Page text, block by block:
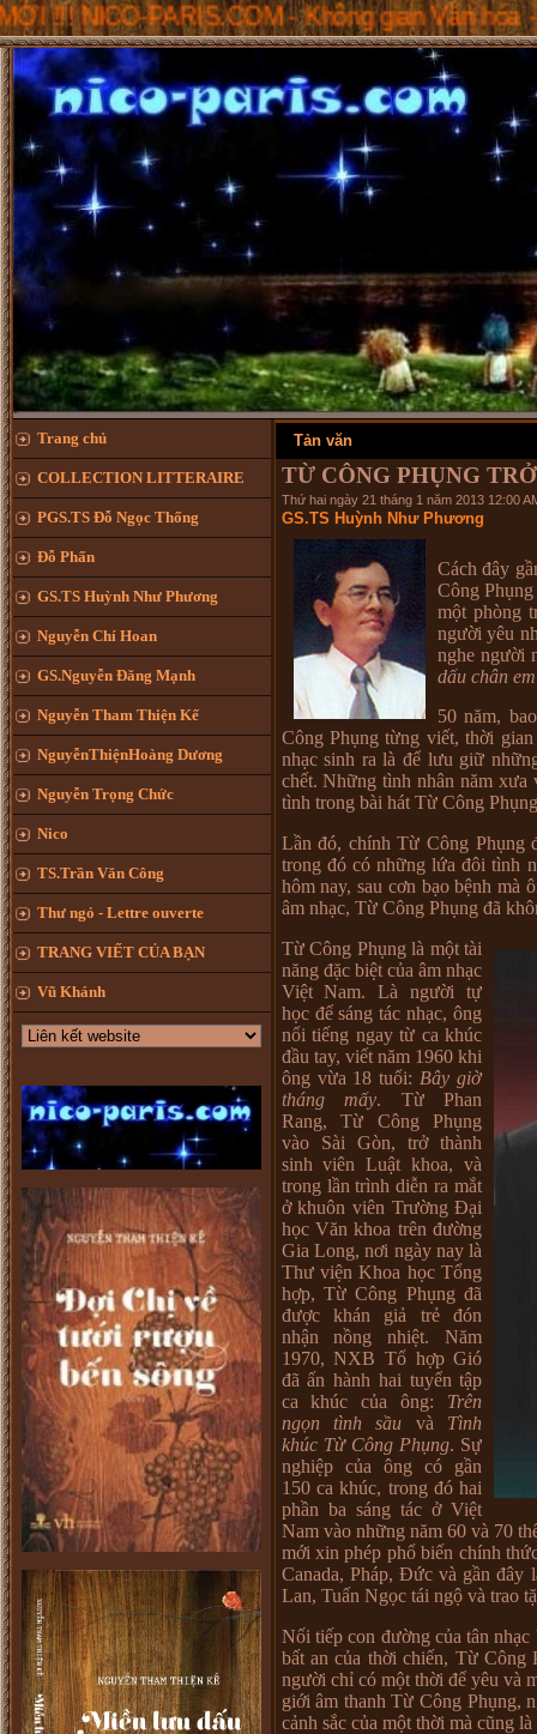
PARIS.COM - Không gian Văn hóa -
Trang chủ
COLLECTION LITTERAIRE
PGS.TS Đỗ Ngọc Thống
Đỗ Phấn
GS.TS Huỳnh Như Phương
Nguyễn Chí Hoan
GS.Nguyễn Đăng Mạnh
Nguyễn Tham Thiện Kế
NguyễnThiệnHoàng Dương
Nguyễn Trọng Chức
Nico
TS.Trần Văn Công
Thư ngỏ - Lettre ouverte
TRANG VIẾT CỦA BẠN
Vũ Khánh
Tản văn
TỪ CÔNG PHỤNG
Thứ hai ngày 21 tháng 1 năm 2013 12:00
GS.TS Huỳnh Như Phương
Cách đây
Công
một phòng
người yêu
nghe người
dấu chân
50 năm,
Công Phụng từng viết, thời
nhạc sinh ra là để lưu giữ
chết. Những tình nhân năm
tình trong bài hát Từ Công
Lần đó, chính Từ Công Phụng
trong đó có những lứa đôi tình
hôm nay, sau cơn bạo bệnh mà
âm nhạc, Từ Công Phụng đã
Từ Công Phụng là một tài
năng đặc biệt của âm nhạc
Việt Nam. Là người tự
học để sáng tác nhạc, ông
nổi tiếng ngay từ ca khúc
đầu tay, viết năm 1960 khi
ông vừa 18 tuổi: Bây giờ
tháng mấy. Từ Phan
Rang, Từ Công Phụng
vào Sài Gòn, trở thành
sinh viên Luật khoa, và
trong lần trình diễn ra mắt
ở khuôn viên Trường Đại
học Văn khoa trên đường
Gia Long, nơi ngày nay là
Thư viện Khoa học Tổng
hợp, Từ Công Phụng đã
được khán giả trẻ đón
nhận nồng nhiệt. Năm
1970, NXB Tổ hợp Gió
đã ấn hành hai tuyển tập
ca khúc của ông: Trên
ngọn tình sầu và Tình
khúc Từ Công Phụng. Sự
nghiệp của ông có gần
150 ca khúc, trong đó hai
phần ba sáng tác ở Việt
Nam vào những năm 60 và 70
mới xin phép phổ biến chính
Canada, Pháp, Đức và gần đây
Lan, Tuấn Ngọc tái ngộ và trao
Nối tiếp con đường của tân
bất an của thời chiến, Từ Công
người chỉ có một thời để yêu và
giới âm thanh Từ Công Phụng,
cảnh sắc của một thời mà cũng